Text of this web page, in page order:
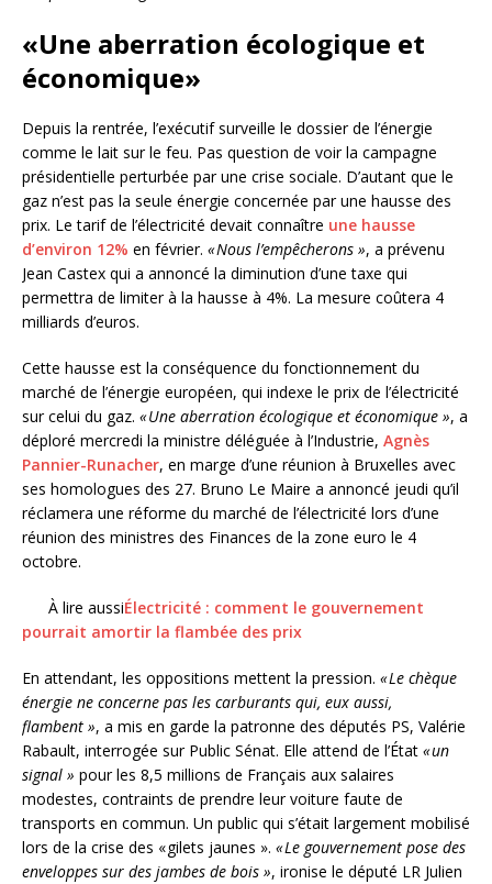
«Une aberration écologique et
économique»
Depuis la rentrée, l’exécutif surveille le dossier de l’énergie
comme le lait sur le feu. Pas question de voir la campagne
présidentielle perturbée par une crise sociale. D’autant que le
gaz n’est pas la seule énergie concernée par une hausse des
prix. Le tarif de l’électricité devait connaître une hausse
d’environ 12% en février. « Nous l’empêcherons », a prévenu
Jean Castex qui a annoncé la diminution d’une taxe qui
permettra de limiter à la hausse à 4%. La mesure coûtera 4
milliards d’euros.
Cette hausse est la conséquence du fonctionnement du
marché de l’énergie européen, qui indexe le prix de l’électricité
sur celui du gaz. « Une aberration écologique et économique », a
déploré mercredi la ministre déléguée à l’Industrie, Agnès
Pannier-Runacher, en marge d’une réunion à Bruxelles avec
ses homologues des 27. Bruno Le Maire a annoncé jeudi qu’il
réclamera une réforme du marché de l’électricité lors d’une
réunion des ministres des Finances de la zone euro le 4
octobre.
À lire aussiÉlectricité : comment le gouvernement
pourrait amortir la flambée des prix
En attendant, les oppositions mettent la pression. « Le chèque
énergie ne concerne pas les carburants qui, eux aussi,
flambent », a mis en garde la patronne des députés PS, Valérie
Rabault, interrogée sur Public Sénat. Elle attend de l’État « un
signal » pour les 8,5 millions de Français aux salaires
modestes, contraints de prendre leur voiture faute de
transports en commun. Un public qui s’était largement mobilisé
lors de la crise des « gilets jaunes ». « Le gouvernement pose des
enveloppes sur des jambes de bois », ironise le député LR Julien